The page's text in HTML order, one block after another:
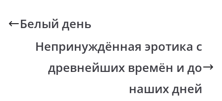
b
o
o
s
A
p
p
y
Li
n
k
m
Белый день
Непринуждённая эротика c
древнейших времён и до
наших дней